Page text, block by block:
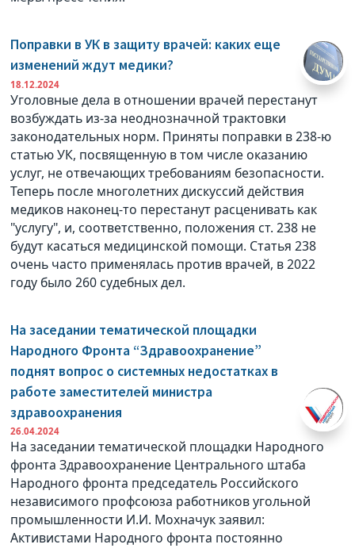
Поправки в УК в защиту врачей: каких еще
изменений ждут медики?
18.12.2024
Уголовные дела в отношении врачей перестанут
возбуждать из-за неоднозначной трактовки
законодательных норм. Приняты поправки в 238-ю
статью УК, посвященную в том числе оказанию
услуг, не отвечающих требованиям безопасности.
Теперь после многолетних дискуссий действия
медиков наконец-то перестанут расценивать как
"услугу", и, соответственно, положения ст. 238 не
будут касаться медицинской помощи. Статья 238
очень часто применялась против врачей, в 2022
году было 260 судебных дел.
На заседании тематической площадки
Народного Фронта “Здравоохранение”
поднят вопрос о системных недостатках в
работе заместителей министра
здравоохранения
26.04.2024
На заседании тематической площадки Народного
фронта Здравоохранение Центрального штаба
Народного фронта председатель Российского
независимого профсоюза работников угольной
промышленности И.И. Мохначук заявил:
Активистами Народного фронта постоянно